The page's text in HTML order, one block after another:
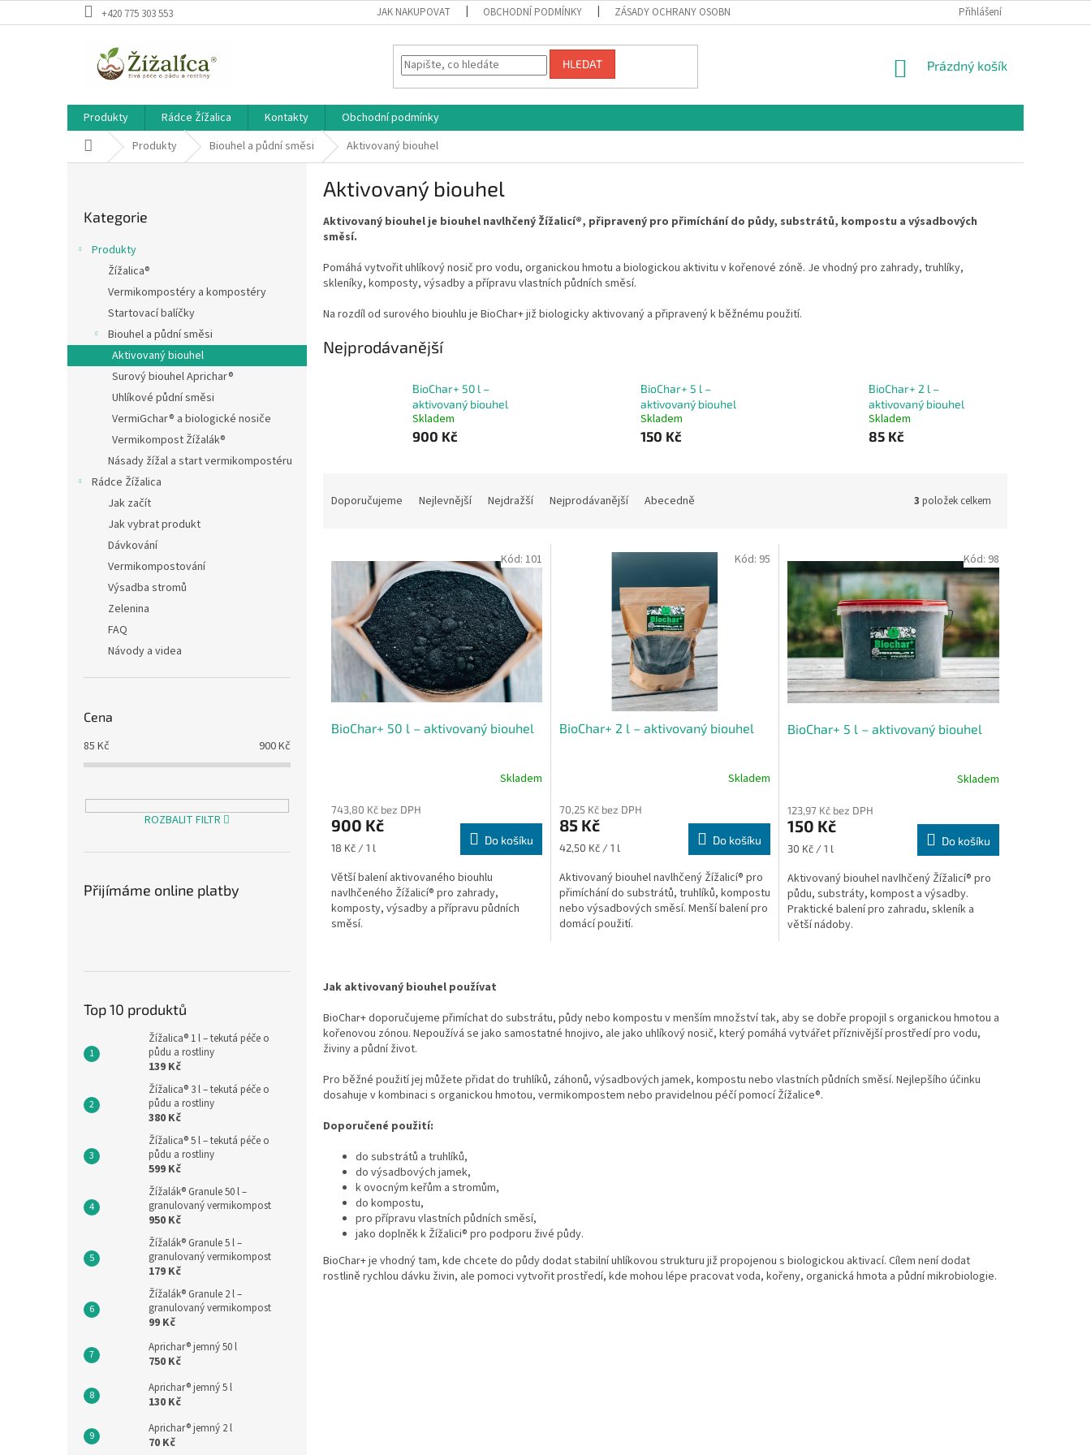
na
+420 775 303 553 JAK NAKUPOVAT OBCHODNÍ PODMÍNKY ZÁSADY OCHRANY OSOBNÍCH ÚDAJŮ Přihlášení
HLEDAT
NÁKUPNÍ
Prázdný košík
Produkty Rádce Žížalica Kontakty
Obchodní podmínky
Domů Produkty Biouhel a půdní směsi Aktivovaný biouhel
a
n
kategorie
Kategorie
Produkty
Žížalica®
Vermikompostéry a kompostéry
Startovací balíčky
Biouhel a půdní směsi
Aktivovaný biouhel
Surový biouhel Aprichar®
Uhlíkové půdní směsi
VermiGchar® a biologické nosiče
Vermikompost Žížalák®
Násady žížal a start vermikompostéru
Rádce Žížalica
Jak začít
Jak vybrat produkt
Dávkování
Vermikompostování
Výsadba stromů
Zelenina
FAQ
Návody a videa
Cena
85 Kč 900Kč
ROZBALIT FILTR
Přijímáme online platby
Top 10 produktů
Žížalica® 1 l – tekutá péče o
půdu a rostliny
139 Kč
Žížalica® 3 l – tekutá péče o
půdu a rostliny
380 Kč
Žížalica® 5 l – tekutá péče o
půdu a rostliny
599 Kč
Žížalák® Granule 50 l –
granulovaný vermikompost
950 Kč
Žížalák® Granule 5 l –
granulovaný vermikompost
179 Kč
Žížalák® Granule 2 l –
granulovaný vermikompost
99 Kč
Aprichar® jemný 50 l
750 Kč
Aprichar® jemný 5 l
130 Kč
Aprichar® jemný 2 l
70 Kč
Aktivovaný biouhel
Aktivovaný biouhel je biouhel navlhčený Žížalicí®, připravený pro přimíchání do půdy, substrátů, kompostu a výsadbových
směsí.
Pomáhá vytvořit uhlíkový nosič pro vodu, organickou hmotu a biologickou aktivitu v kořenové zóně. Je vhodný pro zahrady, truhlíky,
skleníky, komposty, výsadby a přípravu vlastních půdních směsí.
Na rozdíl od surového biouhlu je BioChar+ již biologicky aktivovaný a připravený k běžnému použití.
Nejprodávanější
BioChar+ 50 l –
aktivovaný biouhel
Skladem
900 Kč
BioChar+ 5 l –
aktivovaný biouhel
Skladem
150 Kč
BioChar+ 2 l –
aktivovaný biouhel
Skladem
85 Kč
Doporučujeme Nejlevnější Nejdražší Nejprodávanější Abecedně 3 položek celkem
BioChar+ 50 l – aktivovaný biouhel
Skladem
743,80 Kč bez DPH
900 Kč
Měrná
18 Kč / 1 l
Do košíku
Větší balení aktivovaného biouhlu
navlhčeného Žížalicí® pro zahrady,
komposty, výsadby a přípravu půdních
směsí.
Kód: 101
BioChar+ 2 l – aktivovaný biouhel
Skladem
70,25 Kč bez DPH
85 Kč
Měrná
42,50 Kč / 1 l
Do košíku
Aktivovaný biouhel navlhčený Žížalicí® pro
přimíchání do substrátů, truhlíků, kompostu
nebo výsadbových směsí. Menší balení pro
domácí použití.
Kód: 95
BioChar+ 5 l – aktivovaný biouhel
Skladem
123,97 Kč bez DPH
150 Kč
Měrná
30 Kč / 1 l
Do košíku
Aktivovaný biouhel navlhčený Žížalicí® pro
půdu, substráty, kompost a výsadby.
Praktické balení pro zahradu, skleník a
větší nádoby.
Kód: 98
d
a
p
r
Jak aktivovaný biouhel používat
BioChar+ doporučujeme přimíchat do substrátu, půdy nebo kompostu v menším množství tak, aby se dobře propojil s organickou hmotou a
kořenovou zónou. Nepoužívá se jako samostatné hnojivo, ale jako uhlíkový nosič, který pomáhá vytvářet příznivější prostředí pro vodu,
živiny a půdní život.
Pro běžné použití jej můžete přidat do truhlíků, záhonů, výsadbových jamek, kompostu nebo vlastních půdních směsí. Nejlepšího účinku
dosahuje v kombinaci s organickou hmotou, vermikompostem nebo pravidelnou péčí pomocí Žížalice®.
Doporučené použití:
do substrátů a truhlíků,
do výsadbových jamek,
k ovocným keřům a stromům,
do kompostu,
pro přípravu vlastních půdních směsí,
jako doplněk k Žížalici® pro podporu živé půdy.
BioChar+ je vhodný tam, kde chcete do půdy dodat stabilní uhlíkovou strukturu již propojenou s biologickou aktivací. Cílem není dodat
rostlině rychlou dávku živin, ale pomoci vytvořit prostředí, kde mohou lépe pracovat voda, kořeny, organická hmota a půdní mikrobiologie.